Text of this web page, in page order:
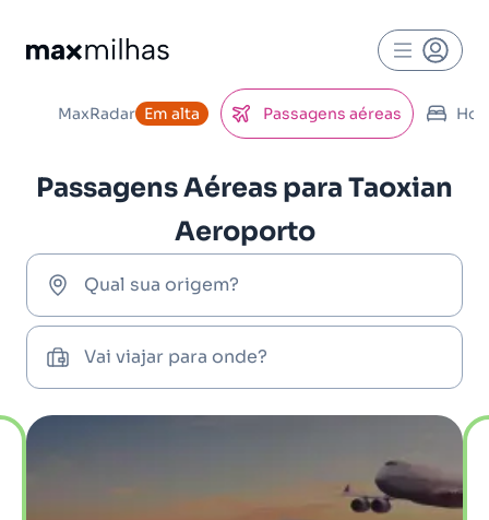
MaxRadar Em alta Passagens aéreas
Passagens Aéreas para Taoxian
Aeroporto
Qual sua origem?
Vai viajar para onde?